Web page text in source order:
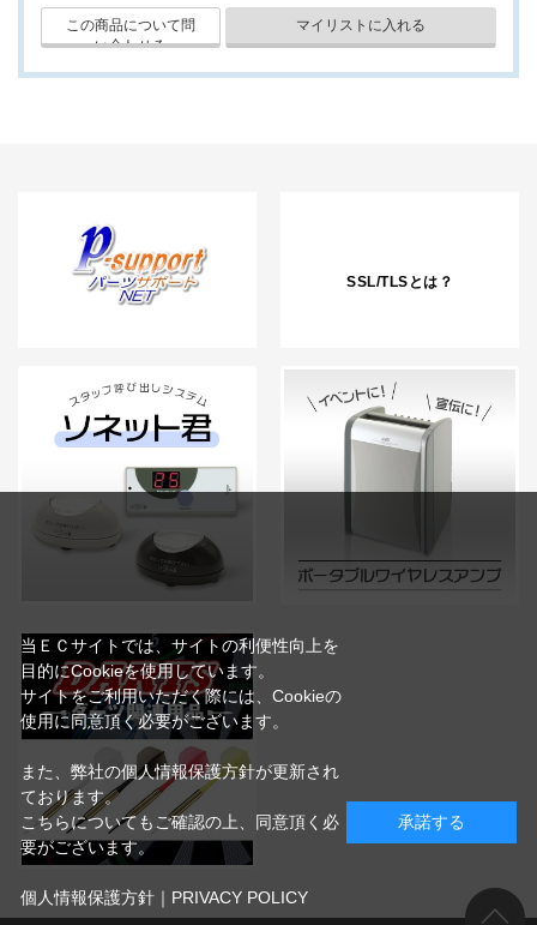
SSL/TLSとは？
当ＥＣサイトでは、サイトの利便性向上を
目的にCookieを使用しています。
サイトをご利用いただく際には、Cookieの
使用に同意頂く必要がございます。
また、弊社の個人情報保護方針が更新され
ております。
こちらについてもご確認の上、同意頂く必
要がございます。
個人情報保護方針｜PRIVACY POLICY
承諾する